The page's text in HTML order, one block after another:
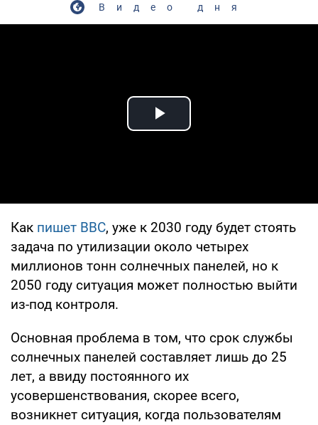
Видео дня
Play Video
Как пишет BBC, уже к 2030 году будет стоять
задача по утилизации около четырех
миллионов тонн солнечных панелей, но к
2050 году ситуация может полностью выйти
из-под контроля.
Основная проблема в том, что срок службы
солнечных панелей составляет лишь до 25
лет, а ввиду постоянного их
усовершенствования, скорее всего,
возникнет ситуация, когда пользователям